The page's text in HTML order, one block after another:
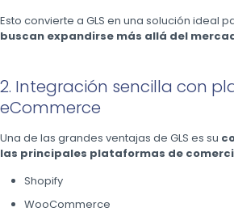
Esto convierte a GLS en una solución ideal
buscan expandirse más allá del
2. Integración sencilla con
eCommerce
Una de las grandes ventajas de GLS es su
las principales plataformas de
Shopify
WooCommerce